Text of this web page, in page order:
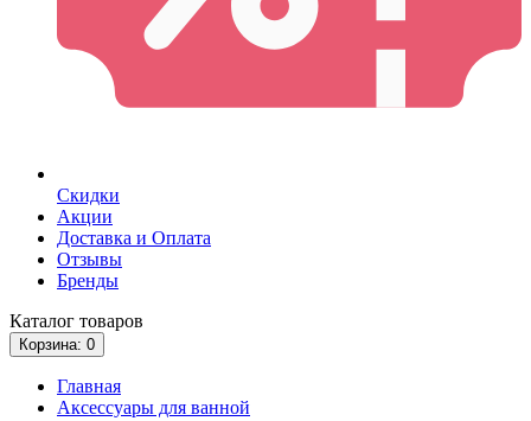
Скидки
Акции
Доставка и Оплата
Отзывы
Бренды
Каталог товаров
Корзина: 0
Главная
Аксессуары для ванной